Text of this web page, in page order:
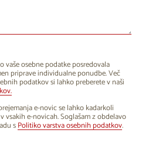
vaše osebne podatke posredovala
priprave individualne ponudbe. Več
podatkov si lahko preberete v naši
e-novic se lahko kadarkoli
vsakih e-novicah. Soglašam z obdelavo
sPolitiko varstva osebnih podatkov.